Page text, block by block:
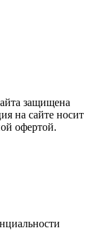
защищена
на сайте носит
офертой.